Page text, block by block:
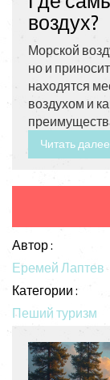
воздух?
Морской
но и
находятся
воздухом и
ионного
влиянии
Читать далее
Автор :
Еремей Лаптев
Категории :
Пеший туризм